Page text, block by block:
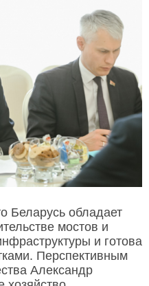
Беларусь обладает
мостов и
и готова
Перспективным
Александр